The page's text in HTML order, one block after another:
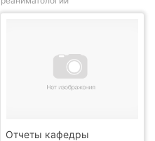
Отчеты кафедры